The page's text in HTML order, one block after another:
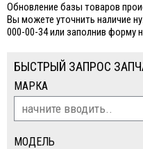
Обновление базы товаров
Вы можете уточнить наличие
000-00-34 или заполнив форму
БЫСТРЫЙ ЗАПРОС
МАРКА
МОДЕЛЬ